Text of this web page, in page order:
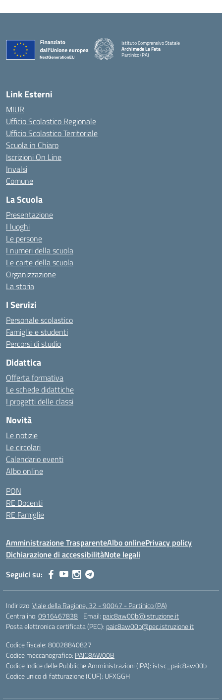
Istituto Comprensivo Statale
Archimede La Fata
Partinico (PA)
Link Esterni
MIUR
Ufficio Scolastico Regionale
Ufficio Scolastico Territoriale
Scuola in Chiaro
Iscrizioni On Line
Invalsi
Comune
La Scuola
Presentazione
I luoghi
Le persone
I numeri della scuola
Le carte della scuola
Organizzazione
La storia
I Servizi
Personale scolastico
Famiglie e studenti
Percorsi di studio
Didattica
Offerta formativa
Le schede didattiche
I progetti delle classi
Novità
Le notizie
Le circolari
Calendario eventi
Albo online
PON
RE Docenti
RE Famiglie
Amministrazione TrasparenteAlbo onlinePrivacy policy
Dichiarazione di accessibilitàNote legali
Seguici su:
Indirizzo:Viale della Ragione, 32 - 90047 - Partinico (PA)
Centralino:0916467838 Email: paic8aw00b@istruzione.it
Posta elettronica certificata (PEC): paic8aw00b@pec.istruzione.it
Codice fiscale: 80028840827
Codice meccanografico: PAIC8AW00B
Codice Indice delle Pubbliche Amministrazioni (IPA): istsc_paic8aw00b
Codice unico di fatturazione (CUF): UFXGGH